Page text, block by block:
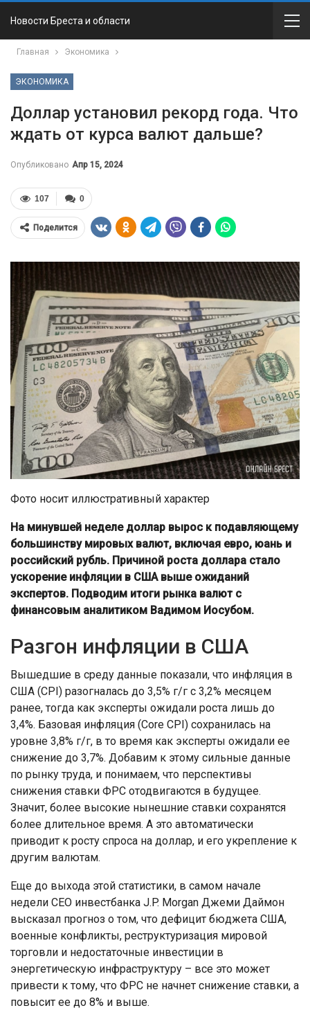
Новости Бреста и области
Главная Экономика
ЭКОНОМИКА
Доллар установил рекорд года. Что
ждать от курса валют дальше?
Опубликовано Апр 15, 2024
0
107
Поделится
Фото носит иллюстративный характер
На минувшей неделе доллар вырос к подавляющему
большинству мировых валют, включая евро, юань и
российский рубль. Причиной роста доллара стало
ускорение инфляции в США выше ожиданий
экспертов. Подводим итоги рынка валют с
финансовым аналитиком Вадимом Иосубом.
Разгон инфляции в США
Вышедшие в среду данные показали, что инфляция в
США (CPI) разогналась до 3,5% г/г с 3,2% месяцем
ранее, тогда как эксперты ожидали роста лишь до
3,4%. Базовая инфляция (Core CPI) сохранилась на
уровне 3,8% г/г, в то время как эксперты ожидали ее
снижение до 3,7%. Добавим к этому сильные данные
по рынку труда, и понимаем, что перспективы
снижения ставки ФРС отодвигаются в будущее.
Значит, более высокие нынешние ставки сохранятся
более длительное время. А это автоматически
приводит к росту спроса на доллар, и его укрепление к
другим валютам.
Еще до выхода этой статистики, в самом начале
недели CEO инвестбанка J.P. Morgan Джеми Даймон
высказал прогноз о том, что дефицит бюджета США,
военные конфликты, реструктуризация мировой
торговли и недостаточные инвестиции в
энергетическую инфраструктуру – все это может
привести к тому, что ФРС не начнет снижение ставки, а
повысит ее до 8% и выше.